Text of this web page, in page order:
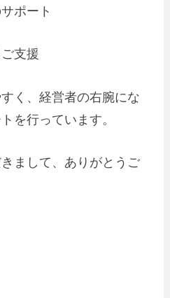
ポート
支援
く、経営者の右腕にな
を行っています。
まして、ありがとうご